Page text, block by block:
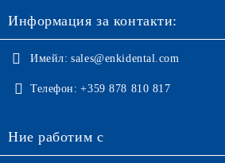
Информация за контакти:
Имейл: sales@enkidental.com
Телефон: +359 878 810 817
Ние работим с